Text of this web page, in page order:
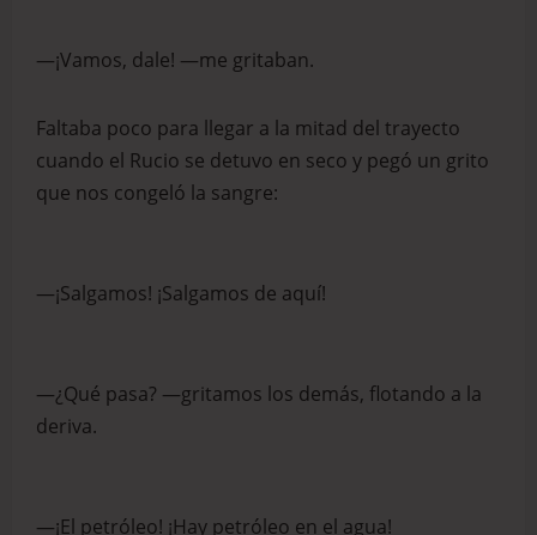
—¡Vamos, dale! —me gritaban.
Faltaba poco para llegar a la mitad del trayecto
cuando el Rucio se detuvo en seco y pegó un grito
que nos congeló la sangre:
—¡Salgamos! ¡Salgamos de aquí!
—¿Qué pasa? —gritamos los demás, flotando a la
deriva.
—¡El petróleo! ¡Hay petróleo en el agua!